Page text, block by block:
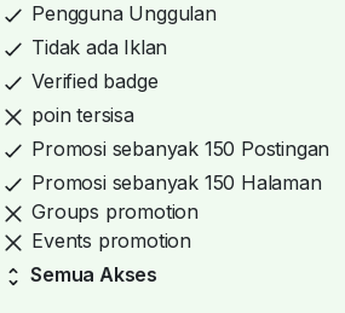
Pengguna Unggulan
Tidak ada Iklan
Verified badge
poin tersisa
Promosi sebanyak 150 Postingan
Promosi sebanyak 150 Halaman
Groups promotion
Events promotion
Semua Akses